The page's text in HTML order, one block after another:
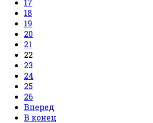
18
19
20
21
22
23
24
25
26
Вперед
В конец